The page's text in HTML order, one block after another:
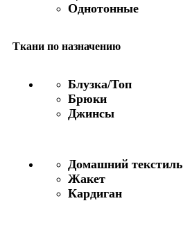
Однотонные
Ткани по назначению
Блузка/Топ
Брюки
Джинсы
Домашний текстиль
Жакет
Кардиган